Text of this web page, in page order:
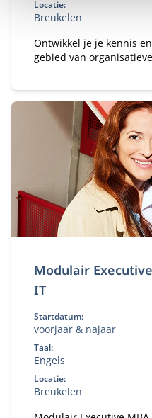
Locatie:
Breukelen
Ontwikkel je je kennis
gebied van
Modulair
IT
Startdatum:
voorjaar & najaar
Taal:
Engels
Locatie:
Breukelen